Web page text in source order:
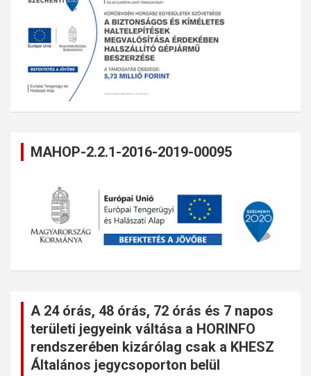
MAHOP-2.2.1-2016-2019-00095
A 24 órás, 48 órás, 72 órás és 7 napos
területi jegyeink váltása a HORINFO
rendszerében kizárólag csak a KHESZ
Általános jegycsoporton belül